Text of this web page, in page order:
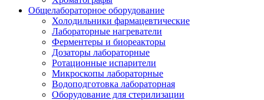
Общелабораторное оборудование
Холодильники фармацевтические
Лабораторные нагреватели
Ферментеры и биореакторы
Дозаторы лабораторные
Ротационные испарители
Микроскопы лабораторные
Водоподготовка лабораторная
Оборудование для стерилизации